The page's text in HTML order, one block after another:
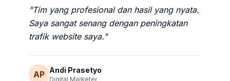
"Tim yang profesional dan hasil yang nyata.
Saya sangat senang dengan peningkatan
trafik website saya."
AP Andi Prasetyo
Digital Marketer